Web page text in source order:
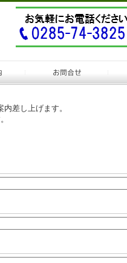
差し上げます。